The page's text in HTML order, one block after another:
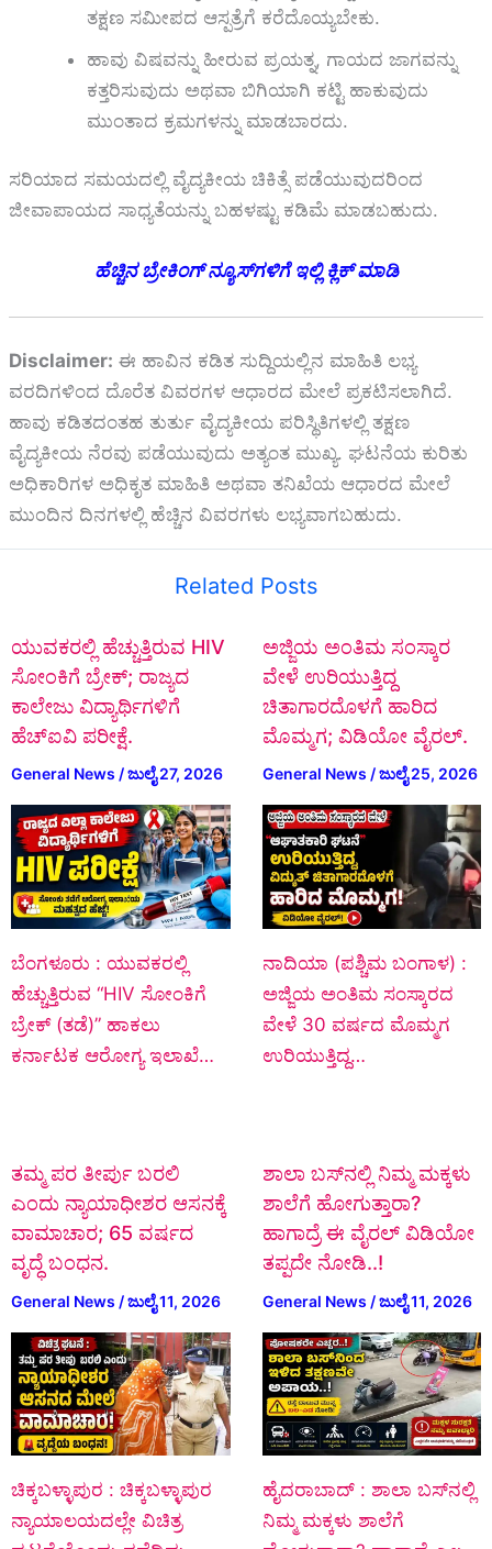
ತಕ್ಷಣ ಸಮೀಪದ ಆಸ್ಪತ್ರೆಗೆ ಕರೆದೊಯ್ಯಬೇಕು.
ಹಾವು ವಿಷವನ್ನು ಹೀರುವ ಪ್ರಯತ್ನ, ಗಾಯದ ಜಾಗವನ್ನು
ಕತ್ತರಿಸುವುದು ಅಥವಾ ಬಿಗಿಯಾಗಿ ಕಟ್ಟಿ ಹಾಕುವುದು
ಮುಂತಾದ ಕ್ರಮಗಳನ್ನು ಮಾಡಬಾರದು.
ಸರಿಯಾದ ಸಮಯದಲ್ಲಿ ವೈದ್ಯಕೀಯ ಚಿಕಿತ್ಸೆ ಪಡೆಯುವುದರಿಂದ
ಜೀವಾಪಾಯದ ಸಾಧ್ಯತೆಯನ್ನು ಬಹಳಷ್ಟು ಕಡಿಮೆ ಮಾಡಬಹುದು.
ಹೆಚ್ಚಿನ ಬ್ರೇಕಿಂಗ್ ನ್ಯೂಸ್‌ಗಳಿಗೆ ಇಲ್ಲಿ ಕ್ಲಿಕ್ ಮಾಡಿ
Disclaimer: ಈ ಹಾವಿನ ಕಡಿತ ಸುದ್ದಿಯಲ್ಲಿನ ಮಾಹಿತಿ ಲಭ್ಯ
ವರದಿಗಳಿಂದ ದೊರೆತ ವಿವರಗಳ ಆಧಾರದ ಮೇಲೆ ಪ್ರಕಟಿಸಲಾಗಿದೆ.
ಹಾವು ಕಡಿತದಂತಹ ತುರ್ತು ವೈದ್ಯಕೀಯ ಪರಿಸ್ಥಿತಿಗಳಲ್ಲಿ ತಕ್ಷಣ
ವೈದ್ಯಕೀಯ ನೆರವು ಪಡೆಯುವುದು ಅತ್ಯಂತ ಮುಖ್ಯ. ಘಟನೆಯ ಕುರಿತು
ಅಧಿಕಾರಿಗಳ ಅಧಿಕೃತ ಮಾಹಿತಿ ಅಥವಾ ತನಿಖೆಯ ಆಧಾರದ ಮೇಲೆ
ಮುಂದಿನ ದಿನಗಳಲ್ಲಿ ಹೆಚ್ಚಿನ ವಿವರಗಳು ಲಭ್ಯವಾಗಬಹುದು.
Related Posts
ಯುವಕರಲ್ಲಿ ಹೆಚ್ಚುತ್ತಿರುವ HIV
ಸೋಂಕಿಗೆ ಬ್ರೇಕ್; ರಾಜ್ಯದ
ಕಾಲೇಜು ವಿದ್ಯಾರ್ಥಿಗಳಿಗೆ
ಹೆಚ್‌ಐವಿ ಪರೀಕ್ಷೆ.
General News /ಜುಲೈ 27, 2026
ಬೆಂಗಳೂರು : ಯುವಕರಲ್ಲಿ
ಹೆಚ್ಚುತ್ತಿರುವ “HIV ಸೋಂಕಿಗೆ
ಬ್ರೇಕ್ (ತಡೆ)” ಹಾಕಲು
ಕರ್ನಾಟಕ ಆರೋಗ್ಯ ಇಲಾಖೆ…
ಅಜ್ಜಿಯ ಅಂತಿಮ ಸಂಸ್ಕಾರ
ವೇಳೆ ಉರಿಯುತ್ತಿದ್ದ
ಚಿತಾಗಾರದೊಳಗೆ ಹಾರಿದ
ಮೊಮ್ಮಗ; ವಿಡಿಯೋ ವೈರಲ್.
General News /ಜುಲೈ 25, 2026
ನಾದಿಯಾ (ಪಶ್ಚಿಮ ಬಂಗಾಳ) :
ಅಜ್ಜಿಯ ಅಂತಿಮ ಸಂಸ್ಕಾರದ
ವೇಳೆ 30 ವರ್ಷದ ಮೊಮ್ಮಗ
ಉರಿಯುತ್ತಿದ್ದ…
ತಮ್ಮ ಪರ ತೀರ್ಪು ಬರಲಿ
ಎಂದು ನ್ಯಾಯಾಧೀಶರ ಆಸನಕ್ಕೆ
ವಾಮಾಚಾರ; 65 ವರ್ಷದ
ವೃದ್ಧೆ ಬಂಧನ.
General News /ಜುಲೈ 11, 2026
ಚಿಕ್ಕಬಳ್ಳಾಪುರ : ಚಿಕ್ಕಬಳ್ಳಾಪುರ
ನ್ಯಾಯಾಲಯದಲ್ಲೇ ವಿಚಿತ್ರ
ಶಾಲಾ ಬಸ್‌ನಲ್ಲಿ ನಿಮ್ಮ ಮಕ್ಕಳು
ಶಾಲೆಗೆ ಹೋಗುತ್ತಾರಾ?
ಹಾಗಾದ್ರೆ ಈ ವೈರಲ್ ವಿಡಿಯೋ
ತಪ್ಪದೇ ನೋಡಿ..!
General News /ಜುಲೈ 11, 2026
ಹೈದರಾಬಾದ್ : ಶಾಲಾ ಬಸ್‌ನಲ್ಲಿ
ನಿಮ್ಮ ಮಕ್ಕಳು ಶಾಲೆಗೆ